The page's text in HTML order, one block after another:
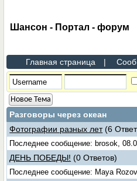
Шансон - Портал - форум
Главная страница |
Новое Тема
Разговоры через океан
Фотографии разных лет (6
Последнее сообщение: brosok,
ДЕНЬ ПОБЕДЫ! (0 Ответов)
Последнее сообщение: Maya